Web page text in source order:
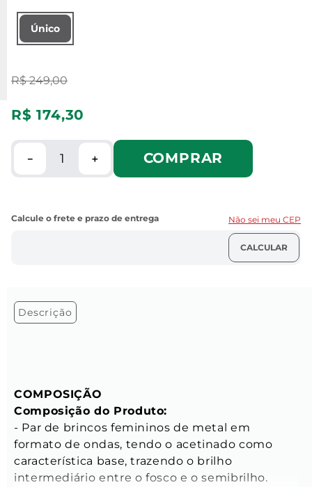
Único
R$ 249,00
R$ 174,30
＋
－ COMPRAR
Não sei meu CEP
Descrição
COMPOSIÇÃO
Composição do Produto:
- Par de brincos femininos de metal em
formato de ondas, tendo o acetinado como
característica base, trazendo o brilho
intermediário entre o fosco e o semibrilho.